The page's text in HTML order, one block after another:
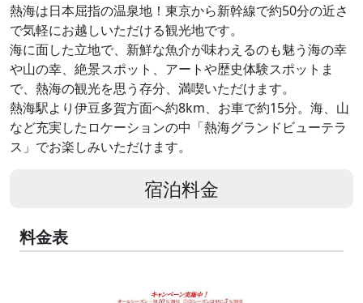
熱海は日本屈指の温泉地！東京から新幹線で約50分の近さ
で気軽にお越しいただける観光地です。
海に面した立地で、新鮮な魚介が味わえるのも魅う海の幸
や山の幸、絶景スポット、アートや歴史体験スポットま
で、熱海の観光を思う存分、満喫いただけます。
熱海駅より伊豆多賀方面へ約8km、お車で約15分。海、山
など充実したロケーションの中「熱海グランドビューテラ
ス」でお楽しみいただけます。
宿泊料金
料金表